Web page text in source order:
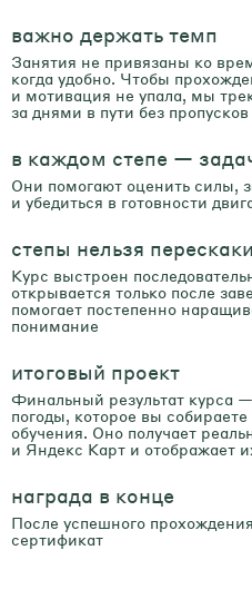
важно держать темп
Занятия не привязаны ко
когда удобно. Чтобы
и мотивация не упала, мы
за днями в пути без пропусков
в каждом степе —
Они помогают оценить силы,
и убедиться в готовности
степы нельзя
Курс выстроен
открывается только после
помогает постепенно
понимание
итоговый проект
Финальный результат курса
погоды, которое вы
обучения. Оно получает
и Яндекс Карт и отображает
награда в конце
После успешного
сертификат